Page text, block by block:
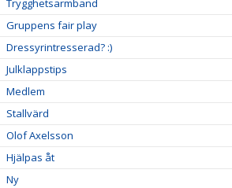
Trygghetsarmband
Gruppens fair play
Dressyrintresserad? :)
Julklappstips
Medlem
Stallvärd
Olof Axelsson
Hjälpas åt
Ny